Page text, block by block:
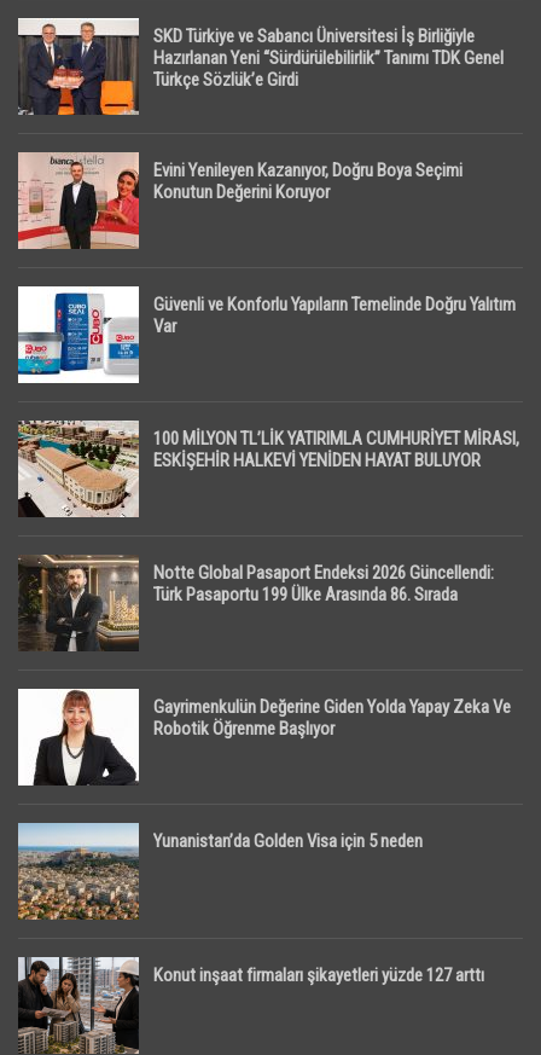
SKD Türkiye ve Sabancı Üniversitesi İş Birliğiyle
Hazırlanan Yeni “Sürdürülebilirlik” Tanımı TDK Genel
Türkçe Sözlük’e Girdi
Evini Yenileyen Kazanıyor, Doğru Boya Seçimi
Konutun Değerini Koruyor
Güvenli ve Konforlu Yapıların Temelinde Doğru Yalıtım
Var
100 MİLYON TL’LİK YATIRIMLA CUMHURİYET MİRASI,
ESKİŞEHİR HALKEVİ YENİDEN HAYAT BULUYOR
Notte Global Pasaport Endeksi 2026 Güncellendi:
Türk Pasaportu 199 Ülke Arasında 86. Sırada
Gayrimenkulün Değerine Giden Yolda Yapay Zeka Ve
Robotik Öğrenme Başlıyor
Yunanistan’da Golden Visa için 5 neden
Konut inşaat firmaları şikayetleri yüzde 127 arttı